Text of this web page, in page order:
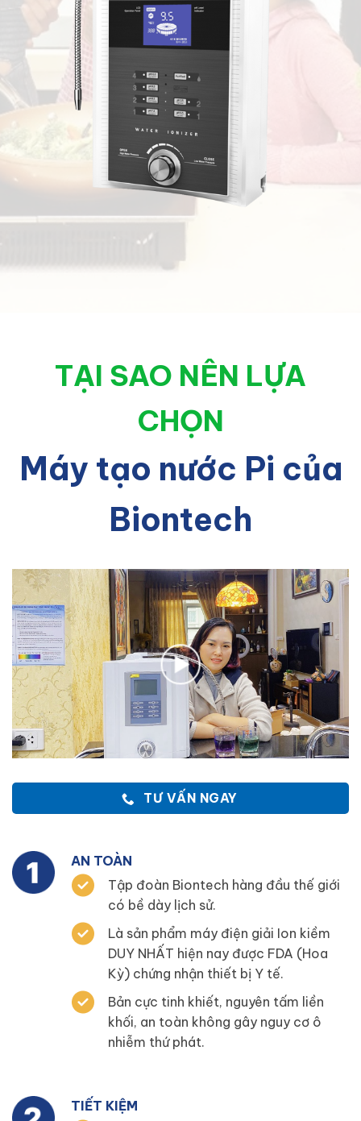
TẠI SAO NÊN LỰA
CHỌN
Máy tạo nước Pi của
Biontech
TƯ VẤN NGAY
AN TOÀN
Tập đoàn Biontech hàng đầu thế giới
có bề dày lịch sử.
Là sản phẩm máy điện giải Ion kiềm
DUY NHẤT hiện nay được FDA (Hoa
Kỳ) chứng nhận thiết bị Y tế.
Bản cực tinh khiết, nguyên tấm liền
khối, an toàn không gây nguy cơ ô
nhiễm thứ phát.
TIẾT KIỆM